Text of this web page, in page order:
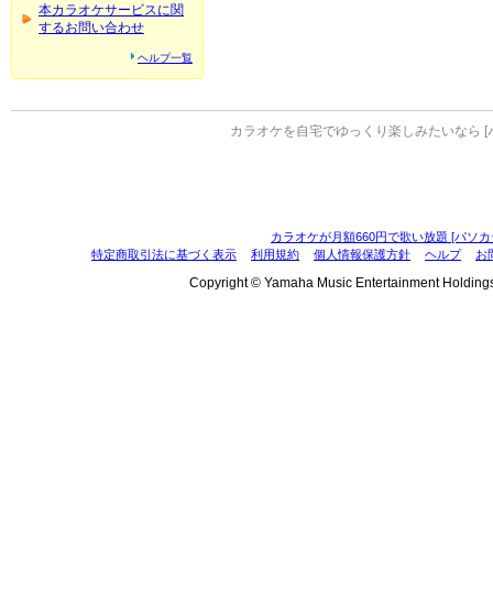
本カラオケサービスに関
するお問い合わせ
ヘルプ一覧
カラオケを自宅でゆっくり楽しみたいなら [
カラオケが月額660円で歌い放題 [パソ
特定商取引法に基づく表示
利用規約 個人情報保護方針 ヘルプ お
Copyright © Yamaha Music Entertainment